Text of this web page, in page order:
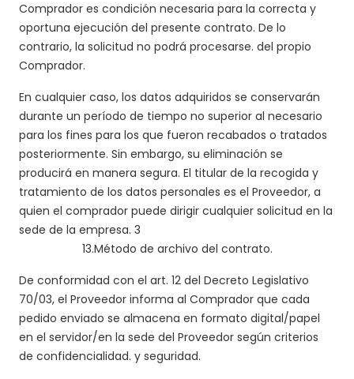
Comprador es condición necesaria para la correcta y
oportuna ejecución del presente contrato. De lo
contrario, la solicitud no podrá procesarse. del propio
Comprador.
En cualquier caso, los datos adquiridos se conservarán
durante un período de tiempo no superior al necesario
para los fines para los que fueron recabados o tratados
posteriormente. Sin embargo, su eliminación se
producirá en manera segura. El titular de la recogida y
tratamiento de los datos personales es el Proveedor, a
quien el comprador puede dirigir cualquier solicitud en la
sede de la empresa. 3
13.Método de archivo del contrato.
De conformidad con el art. 12 del Decreto Legislativo
70/03, el Proveedor informa al Comprador que cada
pedido enviado se almacena en formato digital/papel
en el servidor/en la sede del Proveedor según criterios
de confidencialidad. y seguridad.